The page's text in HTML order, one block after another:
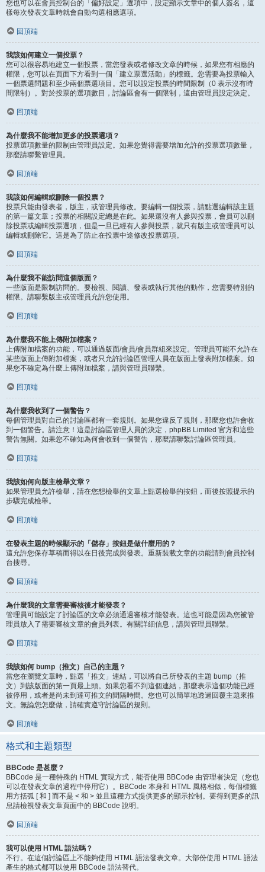
您也可以在會員控制台的「偏好設定」選項中，設定顯示文章中的個人簽名，這
樣每次發表文章時就會自動勾選相應選項。
回頂端
我該如何建立一個投票？
您可以很容易地建立一個投票，當您發表或者修改文章的時候，如果您有相應的
權限，您可以在頁面下方看到一個「建立票選活動」的標籤。您需要為投票輸入
一個票選問題和至少兩個票選項目。您可以設定投票的時間限制（0 表示沒有時
間限制）。對於投票的選項數目，討論區會有一個限制，這由管理員設定決定。
回頂端
為什麼我不能增加更多的投票選項？
投票選項數量的限制由管理員設定。如果您覺得需要增加允許的投票選項數量，
那麼請聯繫管理員。
回頂端
我該如何編輯或刪除一個投票？
投票只能由發表者，版主，或管理員修改。要編輯一個投票，請點選編輯該主題
的第一篇文章；投票的相關設定總是在此。如果還沒有人參與投票，會員可以刪
除投票或編輯投票選項，但是一旦已經有人參與投票，就只有版主或管理員可以
編輯或刪除它。這是為了防止在投票中途修改投票選項。
回頂端
為什麼我不能訪問這個版面？
一些版面是限制訪問的。要檢視、閱讀、發表或執行其他的動作，您需要特別的
權限。請聯繫版主或管理員允許您使用。
回頂端
為什麼我不能上傳附加檔案？
上傳附加檔案的功能，可以通過版面/會員/會員群組來設定。管理員可能不允許在
某些版面上傳附加檔案，或者只允許討論區管理人員在版面上發表附加檔案。如
果您不確定為什麼上傳附加檔案，請與管理員聯繫。
回頂端
為什麼我收到了一個警告？
每個管理員對自己的討論區都有一套規則。如果您違反了規則，那麼您也許會收
到一個警告。請注意！這是討論區管理人員的決定，phpBB Limited 官方和這些
警告無關。如果您不確知為何會收到一個警告，那麼請聯繫討論區管理員。
回頂端
我該如何向版主檢舉文章？
如果管理員允許檢舉，請在您想檢舉的文章上點選檢舉的按鈕，而後按照提示的
步驟完成檢舉。
回頂端
在發表主題的時候顯示的「儲存」按鈕是做什麼用的？
這允許您保存草稿而得以在日後完成與發表。重新裝載文章的功能請到會員控制
台搜尋。
回頂端
為什麼我的文章需要審核後才能發表？
管理員可能設定了討論區的文章必須通過審核才能發表。這也可能是因為您被管
理員放入了需要審核文章的會員列表。有關詳細信息，請與管理員聯繫。
回頂端
我該如何 bump（推文）自己的主題？
當您在瀏覽文章時，點選「推文」連結，可以將自己所發表的主題 bump（推
文）到該版面的第一頁最上頭。如果您看不到這個連結，那麼表示這個功能已經
被停用，或者是尚未到達可推文的間隔時間。您也可以簡單地透過回覆主題來推
文。無論您怎麼做，請確實遵守討論區的規則。
回頂端
格式和主題類型
BBCode 是甚麼？
BBCode 是一種特殊的 HTML 實現方式，能否使用 BBCode 由管理者決定（您也
可以在發表文章的過程中停用它）。BBCode 本身和 HTML 風格相似，每個標籤
用方括弧 [ 和 ] 而不是 < 和 > 並且這種方式提供更多的顯示控制。要得到更多的訊
息請檢視發表文章頁面中的 BBCode 說明。
回頂端
我可以使用 HTML 語法嗎？
不行。在這個討論區上不能夠使用 HTML 語法發表文章。大部份使用 HTML 語法
產生的格式都可以使用 BBCode 語法替代。